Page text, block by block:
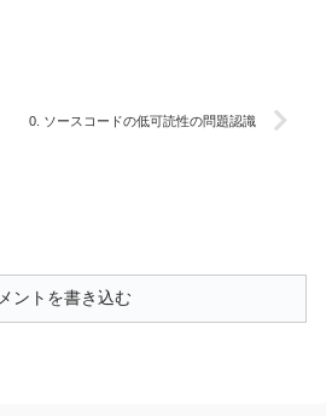
0. ソースコードの低可読性の問題認識
ントを書き込む